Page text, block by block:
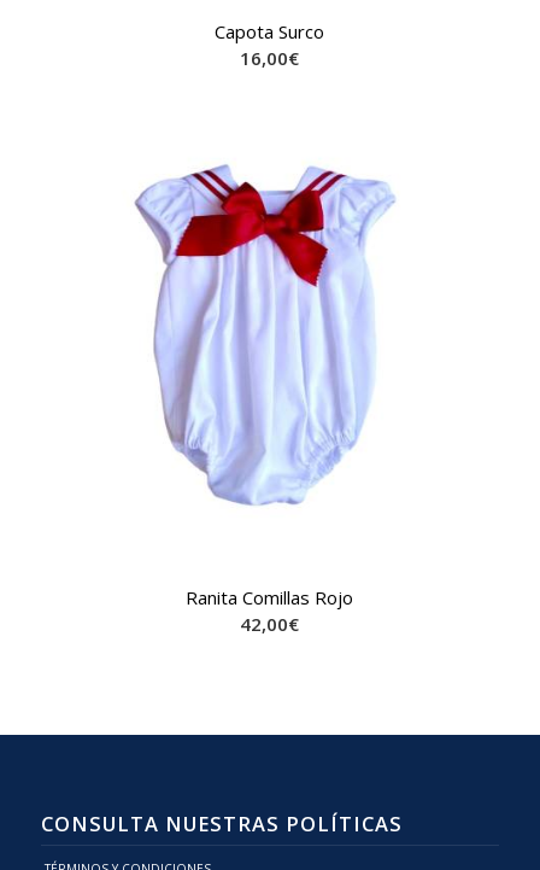
Capota Surco
16,00€
Ranita Comillas Rojo
42,00€
CONSULTA NUESTRAS POLÍTICAS